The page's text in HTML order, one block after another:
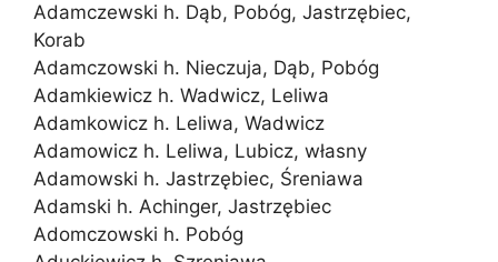
Adamczewski h. Dąb, Pobóg, Jastrzębiec,
Korab
Adamczowski h. Nieczuja, Dąb, Pobóg
Adamkiewicz h. Wadwicz, Leliwa
Adamkowicz h. Leliwa, Wadwicz
Adamowicz h. Leliwa, Lubicz, własny
Adamowski h. Jastrzębiec, Śreniawa
Adamski h. Achinger, Jastrzębiec
Adomczowski h. Pobóg